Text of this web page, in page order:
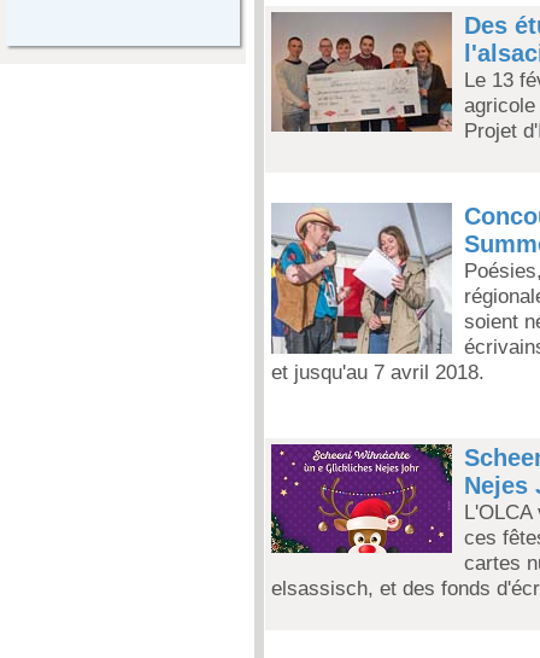
Des
Le 13
Projet
soient
et jusqu'au 7 avril 2018.
Nejes
ces
cartes
elsassisch, et des fonds